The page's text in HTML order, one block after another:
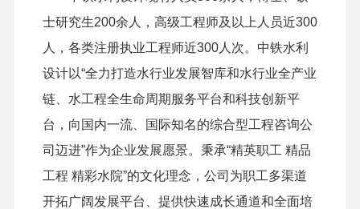
士研究生200余人，高级工程师及以上人员近300
人，各类注册执业工程师近300人次。中铁水利
设计以“全力打造水行业发展智库和水行业全产业
链、水工程全生命周期服务平台和科技创新平
台，向国内一流、国际知名的综合型工程咨询公
司迈进”作为企业发展愿景。秉承“精英职工 精品
工程 精彩水院”的文化理念，公司为职工多渠道
开拓广阔发展平台、提供快速成长通道和全面培